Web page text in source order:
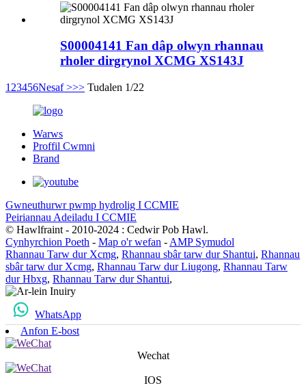
S00004141 Fan dâp olwyn rhannau
rholer dirgrynol XCMG XS143J
1 23456Nesaf >>> Tudalen 1/22
Warws
Proffil Cwmni
Brand
Gwneuthurwr pwmp hydrolig I CCMIE
Peiriannau Adeiladu I CCMIE
© Hawlfraint - 2010-2024 : Cedwir Pob Hawl.
Cynhyrchion Poeth - Map o'r wefan - AMP Symudol
Rhannau Tarw dur Xcmg, Rhannau sbâr tarw dur Shantui, Rhannau
sbâr tarw dur Xcmg, Rhannau Tarw dur Liugong, Rhannau Tarw
dur Hbxg, Rhannau Tarw dur Shantui,
WhatsApp
Anfon E-bost
Wechat
IOS